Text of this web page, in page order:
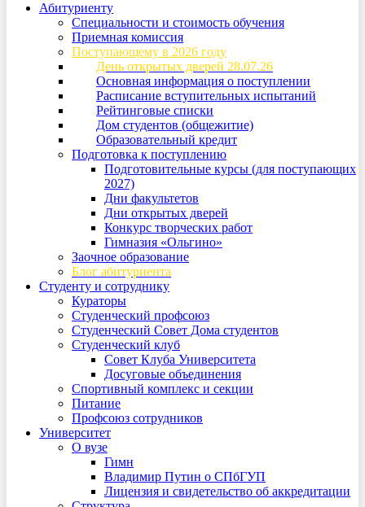
Абитуриенту
Специальности и стоимость обучения
Приемная комиссия
Поступающему в 2026 году
День открытых дверей 28.07.26
Основная информация о поступлении
Расписание вступительных испытаний
Рейтинговые списки
Дом студентов (общежитие)
Образовательный кредит
Подготовка к поступлению
Подготовительные курсы (для поступающих
2027)
Дни факультетов
Дни открытых дверей
Конкурс творческих работ
Гимназия «Ольгино»
Заочное образование
Блог абитуриента
Студенту и сотруднику
Кураторы
Студенческий профсоюз
Студенческий Совет Дома студентов
Студенческий клуб
Совет Клуба Университета
Досуговые объединения
Спортивный комплекс и секции
Питание
Профсоюз сотрудников
Университет
О вузе
Гимн
Владимир Путин о СПбГУП
Лицензия и свидетельство об аккредитации